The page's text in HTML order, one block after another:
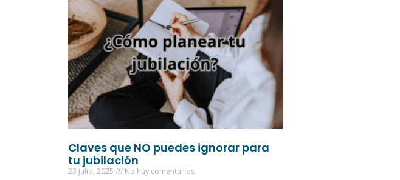
Claves que NO puedes ignorar para
tu jubilación
23 julio, 2025 No hay comentarios